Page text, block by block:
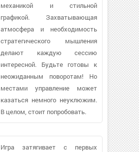
механикой и стильной
графикой. Захватывающая
атмосфера и необходимость
стратегического мышления
делают каждую сессию
интересной. Будьте готовы к
неожиданным поворотам! Но
местами управление может
казаться немного неуклюжим.
В целом, стоит попробовать.
Игра затягивает с первых